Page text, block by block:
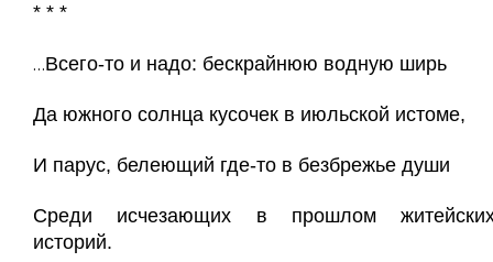
* * *
…Всего-то и надо: бескрайнюю водную ширь
Да южного солнца кусочек в июльской истоме,
И парус, белеющий где-то в безбрежье души
Среди исчезающих в прошлом
историй.